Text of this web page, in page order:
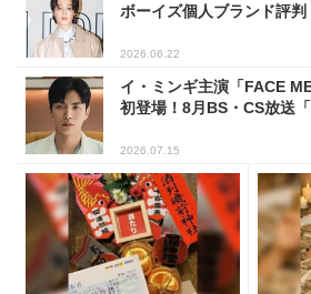
ボーイズ個人ブランド評判
2026.06.22
イ・ミンギ主演「FACE
初登場！8月BS・CS放送
2026.07.15